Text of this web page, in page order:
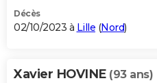
Décès
02/10/2023 à Lille (Nord)
Xavier HOVINE (93 ans)